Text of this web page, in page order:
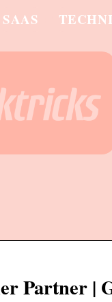
SAAS
Partner |